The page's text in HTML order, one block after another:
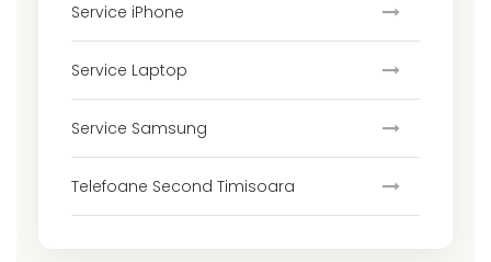
Service iPhone
Service Laptop
Service Samsung
Telefoane Second Timisoara